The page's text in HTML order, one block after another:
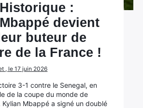
:
devient
buteur de
de la France !
, le 17 juin 2026
3-1 contre le Senegal, en
de la coupe du monde de
Kylian Mbappé a signé un doublé